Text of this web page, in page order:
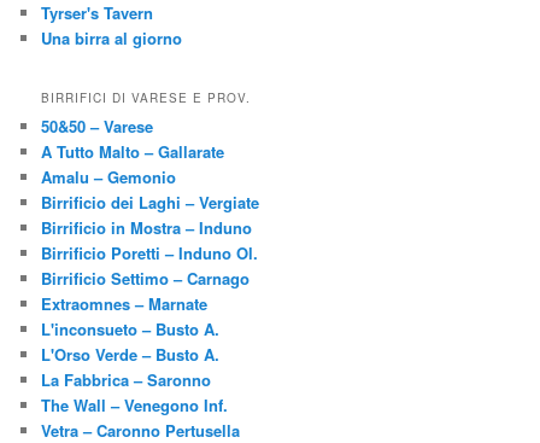
Tyrser's Tavern
Una birra al giorno
BIRRIFICI DI VARESE E PROV.
50&50 – Varese
A Tutto Malto – Gallarate
Amalu – Gemonio
Birrificio dei Laghi – Vergiate
Birrificio in Mostra – Induno
Birrificio Poretti – Induno Ol.
Birrificio Settimo – Carnago
Extraomnes – Marnate
L'inconsueto – Busto A.
L'Orso Verde – Busto A.
La Fabbrica – Saronno
The Wall – Venegono Inf.
Vetra – Caronno Pertusella